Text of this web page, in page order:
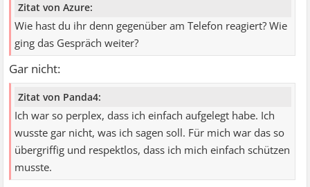
Zitat von Azure:
Wie hast du ihr denn gegenüber am Telefon reagiert? Wie
ging das Gespräch weiter?
Gar nicht:
Zitat von Panda4:
Ich war so perplex, dass ich einfach aufgelegt habe. Ich
wusste gar nicht, was ich sagen soll. Für mich war das so
übergriffig und respektlos, dass ich mich einfach schützen
musste.